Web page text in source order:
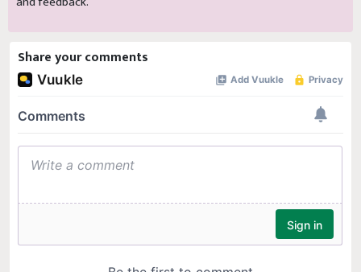
Share your comments